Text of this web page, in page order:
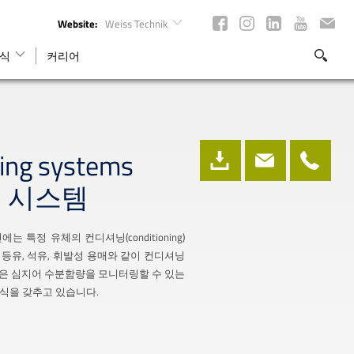
Website: Weiss Technik
커리어
systems
스템
는 특정 유체의 컨디셔닝(conditioning)
유, 석유, 휘발성 용매와 같이 컨디셔닝
심지어 수분함량을 모니터링할 수 있는
을 갖추고 있습니다.